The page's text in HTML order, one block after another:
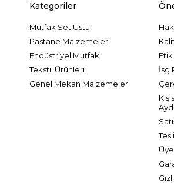
Kategoriler
Mutfak Set Üstü
Pastane Malzemeleri
Endüstriyel Mutfak
Tekstil Ürünleri
Genel Mekan Malzemeleri
Etik
İsg